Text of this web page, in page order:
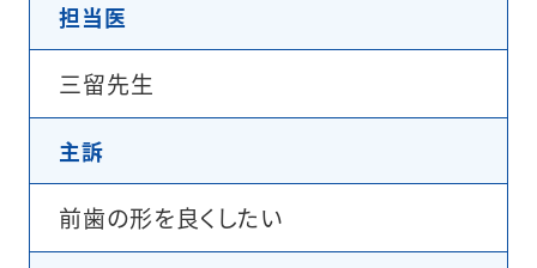
担当医
三留先生
主訴
前歯の形を良くしたい